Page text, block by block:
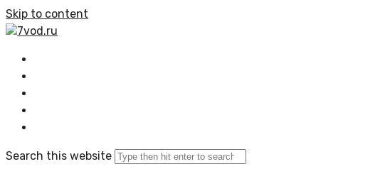
Skip to content
7vod.ru
Search this website